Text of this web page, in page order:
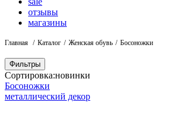
отзывы
магазины
Главная Каталог Женская обувь Босоножки
Фильтры
Сортировка:новинки
Босоножки
металлический декор